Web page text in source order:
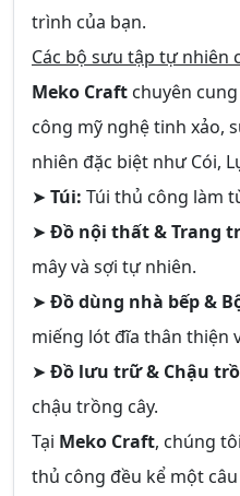
trình của bạn.
Các bộ sưu tập tự nhiên
Meko Craft chuyên
công mỹ nghệ tinh xảo,
nhiên đặc biệt như Cói,
➤ Túi: Túi thủ công làm
➤ Đồ nội thất & Trang
mây và sợi tự nhiên.
➤ Đồ dùng nhà bếp &
miếng lót đĩa thân thiện
➤ Đồ lưu trữ & Chậu
chậu trồng cây.
Tại Meko Craft, chúng
thủ công đều kể một